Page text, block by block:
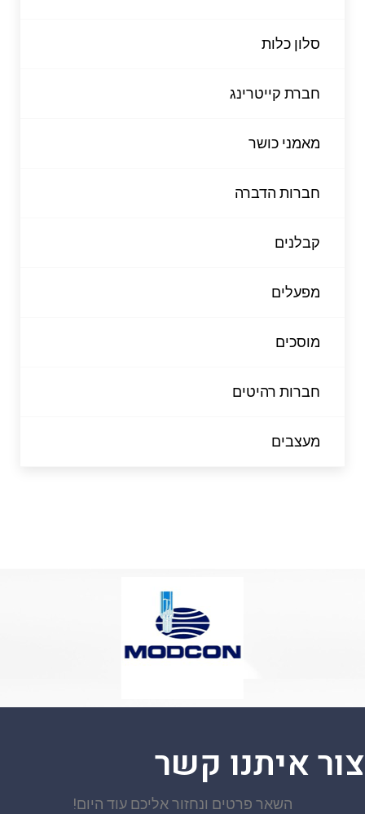
סלון כלות
חברת קייטרינג
מאמני כושר
חברות הדברה
קבלנים
מפעלים
מוסכים
חברות רהיטים
מעצבים
צור איתנו קשר
השאר פרטים ונחזור אליכם עוד היום!